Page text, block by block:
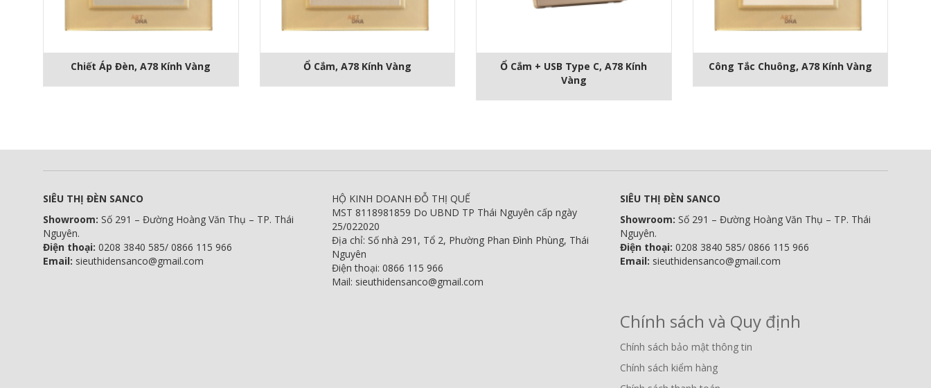
Chiết Áp Đèn, A78 Kính Vàng Ổ Cắm, A78 Kính Vàng
Ổ Cắm + USB Type C, A78 Kính
Vàng
Công Tắc Chuông, A78 Kính Vàng
SIÊU THỊ ĐÈN SANCO
Showroom: Số 291 – Đường Hoàng Văn Thụ – TP. Thái
Nguyên.
Điện thoại: 0208 3840 585/ 0866 115 966
Email: sieuthidensanco@gmail.com
HỘ KINH DOANH ĐỖ THỊ QUẾ
MST 8118981859 Do UBND TP Thái Nguyên cấp ngày
25/022020
Địa chỉ: Số nhà 291, Tổ 2, Phường Phan Đình Phùng, Thái
Nguyên
Điện thoại: 0866 115 966
Mail: sieuthidensanco@gmail.com
SIÊU THỊ ĐÈN SANCO
Showroom:Số 291 – Đường Hoàng Văn Thụ – TP. Thái
Nguyên.
Điện thoại: 0208 3840 585/ 0866 115 966
Email: sieuthidensanco@gmail.com
Chính sách và Quy định
Chính sách bảo mật thông tin
Chính sách kiểm hàng